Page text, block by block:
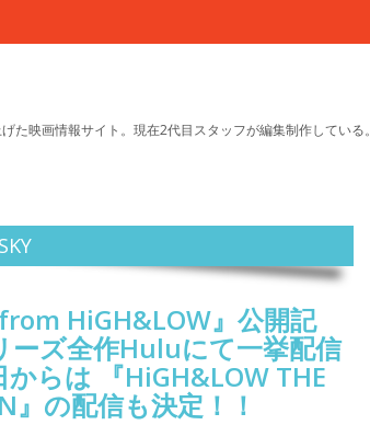
映画情報サイト。現在2代目スタッフが編集制作している。
HiGH&LOW』公開記
ーズ全作Huluにて一挙配信
らは 『HiGH&LOW THE
』の配信も決定！！